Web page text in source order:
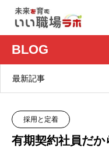
BLOG
最新記事
採用と定着
有期契約社員だか